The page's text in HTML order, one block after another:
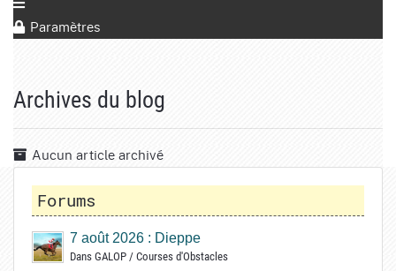
Paramètres
Archives du blog
Aucun article archivé
Forums
7 août 2026 : Dieppe
Dans GALOP / Courses d'Obstacles